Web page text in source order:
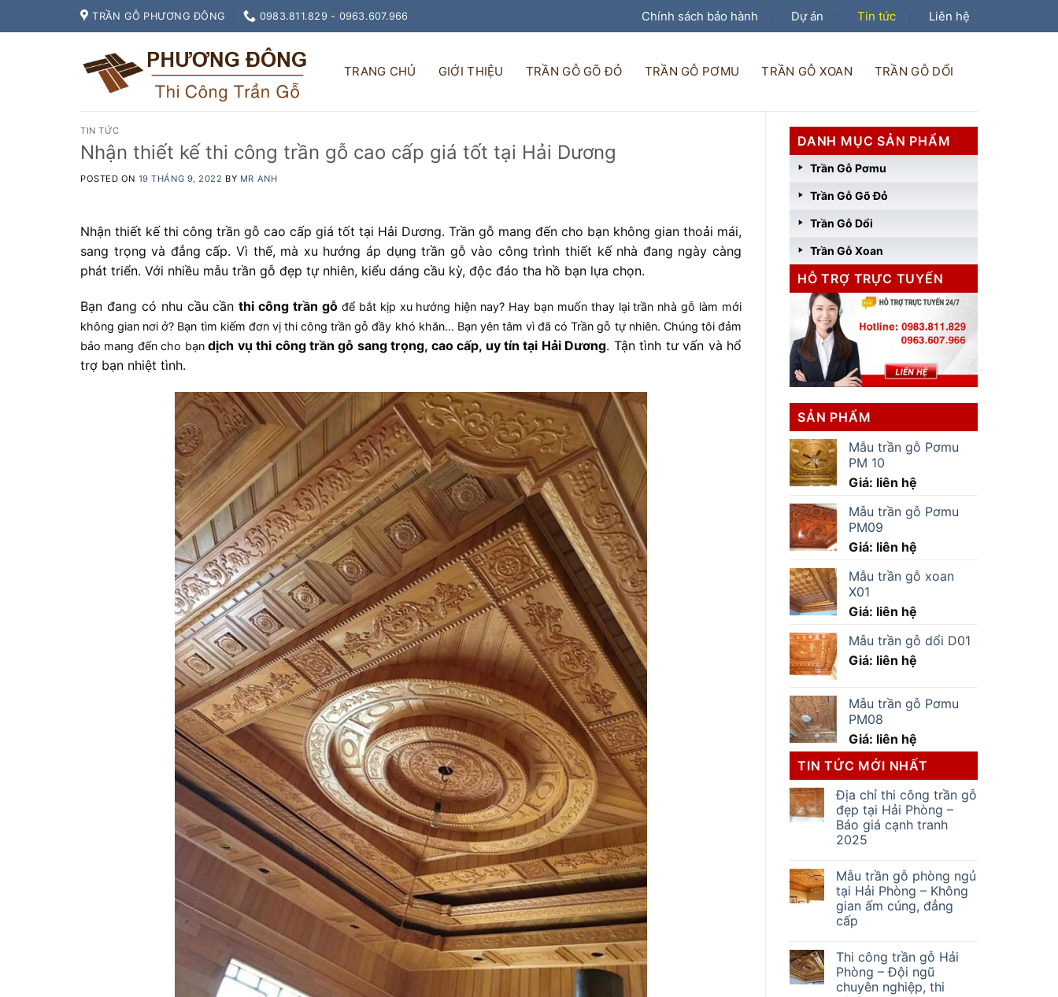
to
TRẦN GỖ PHƯƠNG ĐÔNG 0983.811.829 - 0963.607.966 Chính sách bảo hành Dự án Tin tức Liên hệ
TRANG CHỦ GIỚI THIỆU TRẦN GỖ GÕ ĐỎ TRẦN GỖ PƠMU TRẦN GỖ XOAN TRẦN GỖ DỔI
TIN TỨC
Nhận thiết kế thi công trần gỗ cao cấp giá tốt tại Hải Dương
POSTED ON 19 THÁNG 9, 2022 BY MR ANH
Nhận thiết kế thi công trần gỗ cao cấp giá tốt tại Hải Dương. Trần gỗ mang đến cho bạn không gian thoải mái,
sang trọng và đẳng cấp. Vì thế, mà xu hướng áp dụng trần gỗ vào công trình thiết kế nhà đang ngày càng
phát triển. Với nhiều mẫu trần gỗ đẹp tự nhiên, kiểu dáng cầu kỳ, độc đáo tha hồ bạn lựa chọn.
Bạn đang có nhu cầu cầnthi công trần gỗđể bắt kịp xu hướng hiện nay? Hay bạn muốn thay lại trần nhà gỗ làm mới
không gian nơi ở? Bạn tìm kiếm đơn vị thi công trần gỗ đầy khó khăn… Bạn yên tâm vì đã có Trần gỗ tự nhiên. Chúng tôi đảm
bảo mang đến cho bạndịch vụ thi công trần gỗ sang trọng, cao cấp, uy tín tại Hải Dương. Tận tình tư vấn và hổ
trợ bạn nhiệt tình.
DANH MỤC SẢN PHẨM
Trần Gỗ Pơmu
Trần Gỗ Gõ Đỏ
Trần Gỗ Dổi
Trần Gỗ Xoan
HỖ TRỢ TRỰC TUYẾN
SẢN PHẨM
Mẫu trần gỗ Pơmu
PM 10
Giá: liên hệ
Mẫu trần gỗ Pơmu
PM09
Giá: liên hệ
Mẫu trần gỗ xoan
X01
Giá: liên hệ
Mẫu trần gỗ dổi D01
Giá: liên hệ
Mẫu trần gỗ Pơmu
PM08
Giá: liên hệ
TIN TỨC MỚI NHẤT
Địa chỉ thi công trần gỗ
đẹp tại Hải Phòng –
Báo giá cạnh tranh
2025
Mẫu trần gỗ phòng ngủ
tại Hải Phòng – Không
gian ấm cúng, đẳng
cấp
Thi công trần gỗ Hải
Phòng – Đội ngũ
chuyên nghiệp, thi